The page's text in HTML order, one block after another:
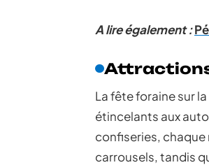
A lire également :
La fête foraine sur
étincelants aux
confiseries, chaque
carrousels, tandis